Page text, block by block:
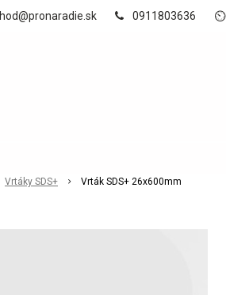
0911803636 ⏲
Vrtáky SDS+ Vrták SDS+ 26x600mm